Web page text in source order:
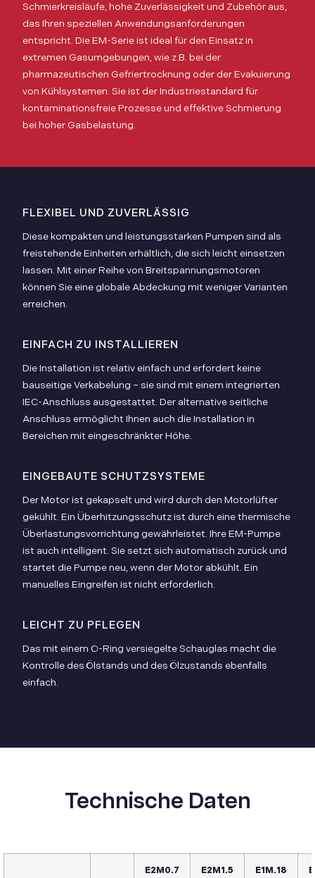
Schmierkreisläufe, hohe Zuverlässigkeit und Zubehör aus,
das Ihren speziellen Anwendungsanforderungen
entspricht. Die EM-Serie ist ideal für den Einsatz in
extremen Gasumgebungen, wie z.B. bei der
pharmazeutischen Gefriertrocknung oder der Evakuierung
von Kühlsystemen. Sie ist der Industriestandard für
kontaminationsfreie Prozesse und effektive Schmierung
bei hoher Gasbelastung.
FLEXIBEL UND ZUVERLÄSSIG
Diese kompakten und leistungsstarken Pumpen sind als
freistehende Einheiten erhältlich, die sich leicht einsetzen
lassen. Mit einer Reihe von Breitspannungsmotoren
können Sie eine globale Abdeckung mit weniger Varianten
erreichen.
EINFACH ZU INSTALLIEREN
Die Installation ist relativ einfach und erfordert keine
bauseitige Verkabelung – sie sind mit einem integrierten
IEC-Anschluss ausgestattet. Der alternative seitliche
Anschluss ermöglicht Ihnen auch die Installation in
Bereichen mit eingeschränkter Höhe.
EINGEBAUTE SCHUTZSYSTEME
Der Motor ist gekapselt und wird durch den Motorlüfter
gekühlt. Ein Überhitzungsschutz ist durch eine thermische
Überlastungsvorrichtung gewährleistet. Ihre EM-Pumpe
ist auch intelligent. Sie setzt sich automatisch zurück und
startet die Pumpe neu, wenn der Motor abkühlt. Ein
manuelles Eingreifen ist nicht erforderlich.
LEICHT ZU PFLEGEN
Das mit einem O-Ring versiegelte Schauglas macht die
Kontrolle des Ölstands und des Ölzustands ebenfalls
einfach.
Technische Daten
E2M0.7 E2M1.5 E1M.18